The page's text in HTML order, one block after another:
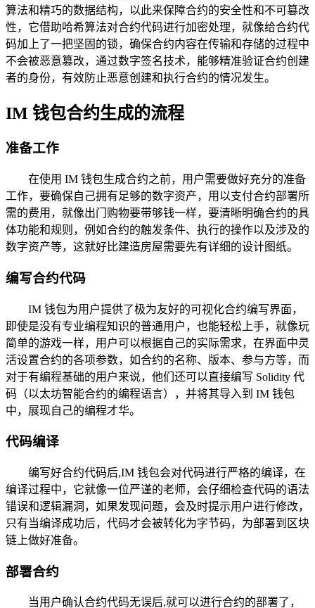
算法和精巧的数据结构，以此来保障合约的安全性和不可篡改
性，它借助哈希算法对合约代码进行加密处理，就像给合约代
码加上了一把坚固的锁，确保合约内容在传输和存储的过程中
不会被恶意篡改，通过数字签名技术，能够精准验证合约创建
者的身份，有效防止恶意创建和执行合约的情况发生。
IM 钱包合约生成的流程
准备工作
在使用 IM 钱包生成合约之前，用户需要做好充分的准备
工作，要确保自己拥有足够的数字资产，用以支付合约部署所
需的费用，就像出门购物要带够钱一样，要清晰明确合约的具
体功能和规则，例如合约的触发条件、执行的操作以及涉及的
数字资产等，这就好比建造房屋需要先有详细的设计图纸。
编写合约代码
IM 钱包为用户提供了极为友好的可视化合约编写界面，
即使是没有专业编程知识的普通用户，也能轻松上手，就像玩
简单的游戏一样，用户可以根据自己的实际需求，在界面中灵
活设置合约的各项参数，如合约的名称、版本、参与方等，而
对于有编程基础的用户来说，他们还可以直接编写 Solidity 代
码（以太坊智能合约的编程语言），并将其导入到 IM 钱包
中，展现自己的编程才华。
代码编译
编写好合约代码后,IM 钱包会对代码进行严格的编译，在
编译过程中，它就像一位严谨的老师，会仔细检查代码的语法
错误和逻辑漏洞，如果发现问题，会及时提示用户进行修改，
只有当编译成功后，代码才会被转化为字节码，为部署到区块
链上做好准备。
部署合约
当用户确认合约代码无误后,就可以进行合约的部署了，